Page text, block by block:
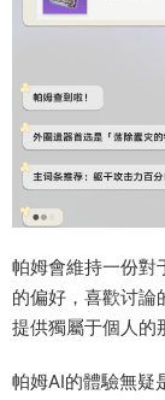
帕姆會維持一份對
的偏好，喜歡讨論
提供獨屬于個人的
帕姆AI的體驗無疑